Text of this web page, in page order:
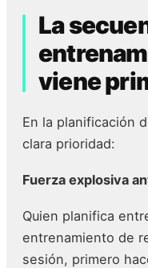
La
viene
En la planificación
clara prioridad:
Fuerza explosiva
Quien planifica
entrenamiento de
sesión, primero